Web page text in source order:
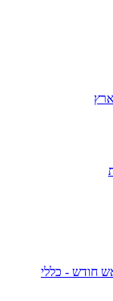
חודש - כללי